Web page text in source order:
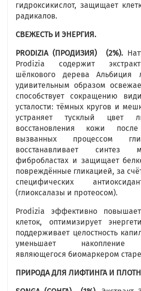
гидроксикислот, защищает
радикалов.
СВЕЖЕСТЬ И ЭНЕРГИЯ.
PRODIZIA (ПРОДИЗИЯ) (2%).
Prodizia содержит
шёлкового дерева Альбиция
удивительным образом
способствует сокращению
усталости: тёмных кругов и
устраняет тусклый цвет
восстановления кожи
вызванных процессом
восстанавливает синтез
фибробластах и защищает
повреждённые гликацией, за
специфических
(глиоксалазы и протеосом).
Prodizia эффективно
клеток, оптимизирует
поддерживает целостность
уменьшает накопление
являющегося биомаркером
ПРИРОДА ДЛЯ ЛИФТИНГА И